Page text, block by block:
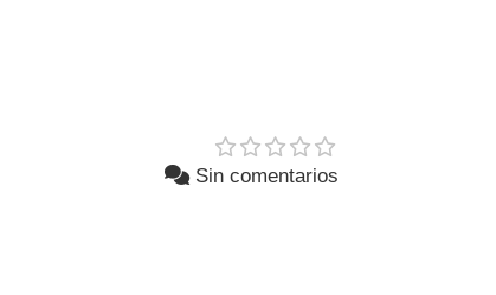
Sin comentarios